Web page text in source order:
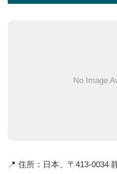
No Image
📍 住所：日本、〒413-0034